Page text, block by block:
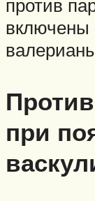
против
включены
при